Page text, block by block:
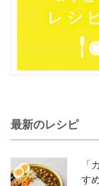
最新のレシピ
「
す